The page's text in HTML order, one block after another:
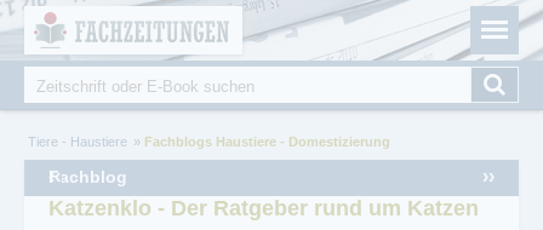
Fachzeitungen.de - Das unabhängige Portal für
Fachmagazine Fachpublikationen & eBooks
Suchformular
Suche
Sie sind hier
Tiere - Haustiere Fachblogs Haustiere - Domestizierung
Fachblog
‹‹ ››
Katzenklo - Der Ratgeber rund um Katzen
Cookie-Einstellungen